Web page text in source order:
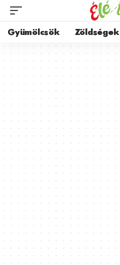
Gyümölcsök Zöldségek